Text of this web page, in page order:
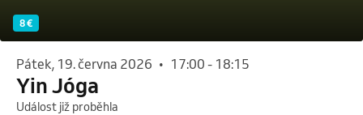
8 €
pátek, 19. června 2026 • 17:00 - 18:15
Yin Jóga
Událost již proběhla